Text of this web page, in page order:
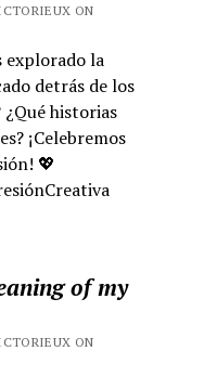
ON
explorado la
detrás de los
historias
¡Celebremos
💖
of my
ON